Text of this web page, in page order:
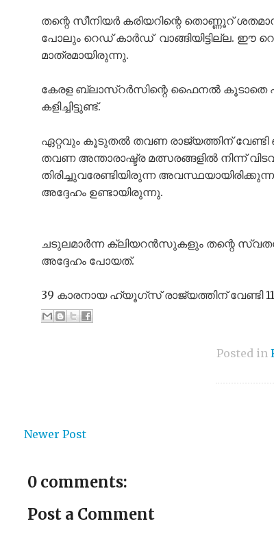
തന്റെ സീനിയർ കരിയറിന്റെ തൊണ്ണൂറ്
പോലും റെഡ് കാർഡ് വാങ്ങിയിട്ടില്ല. ഈ
മാത്രമായിരുന്നു.
കേരള ബ്ലാസ്റർസിന്റെ ഫൈനൽ കൂടാതെ
കളിച്ചിട്ടുണ്ട്.
ഏറ്റവും കൂടുതൽ തവണ രാജ്യത്തിന് വേണ്ടി
തവണ അന്താരാഷ്ട്ര മത്സരങ്ങളിൽ നിന്ന്
തിരിച്ചുവരേണ്ടിയിരുന്ന
അദ്ദേഹം ഉണ്ടായിരുന്നു.
ചടുലമാർന്ന ക്ലിയറൻസുകളും തന്റെ
അദ്ദേഹം പോയത്.
39 കാരനായ ഹ്യൂഗ്‌സ് രാജ്യത്തിന് വേണ്ടി
Posted in
Newer Post
0 comments:
Post a Comment